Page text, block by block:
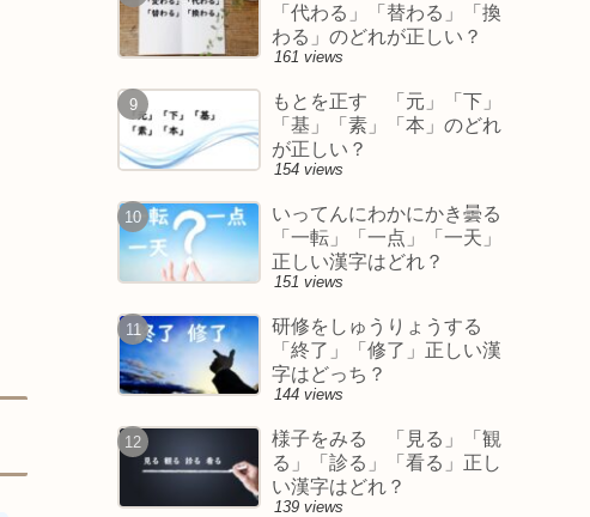
「代わる」「替わる」「換
わる」のどれが正しい？
161 views
もとを正す 「元」「下」
「基」「素」「本」のどれ
が正しい？
154 views
いってんにわかにかき曇る
「一転」「一点」「一天」
正しい漢字はどれ？
151 views
研修をしゅうりょうする
「終了」「修了」正しい漢
字はどっち？
144 views
様子をみる 「見る」「観
る」「診る」「看る」正し
い漢字はどれ？
139 views